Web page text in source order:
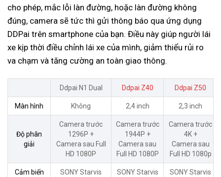
cho phép, mắc lỗi làn đường, hoặc làn đường không
đúng, camera sẽ tức thì gửi thông báo qua ứng dụng
DDPai trên smartphone của bạn. Điều này giúp người lái
xe kịp thời điều chỉnh lái xe của mình, giảm thiểu rủi ro
va chạm và tăng cường an toàn giao thông.
Ddpai N1 Dual Ddpai Z40 Ddpai Z50
Màn hình Không 2,4 inch 2,3 inch
Độ phân
giải
Camera trước
1296P +
Camera sau Full
HD 1080P
Camera trước
1944P +
Camera sau
Full HD 1080P
Camera trước
4K +
Camera sau
Full HD 1080p
Cảm biến SONY Starvis SONY Starvis SONY Starvis